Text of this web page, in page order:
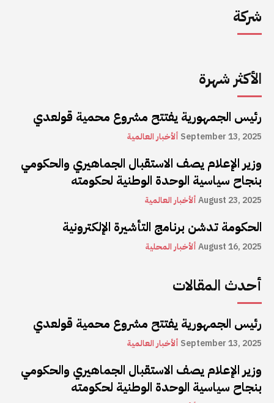
شركة
الأكثر شهرة
رئيس الجمهورية يفتتح مشروع محمية قولعدي
ألأخبار العالمية September 13, 2025
وزير الإعلام يصف الاستقبال الجماهيري والحكومي
بنجاح سياسية الوحدة الوطنية لحكومته
ألأخبار العالميةAugust 23, 2025
الحكومة تدشن برنامج التأشيرة الإلكترونية
ألأخبار المحليةAugust 16, 2025
أحدث المقالات
رئيس الجمهورية يفتتح مشروع محمية قولعدي
ألأخبار العالمية September 13, 2025
وزير الإعلام يصف الاستقبال الجماهيري والحكومي
بنجاح سياسية الوحدة الوطنية لحكومته